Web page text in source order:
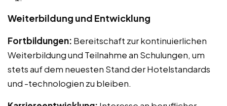
Weiterbildung und Entwicklung
Fortbildungen: Bereitschaft zur kontinuierlichen
Weiterbildung und Teilnahme an Schulungen, um
stets auf dem neuesten Stand der Hotelstandards
und -technologien zu bleiben.